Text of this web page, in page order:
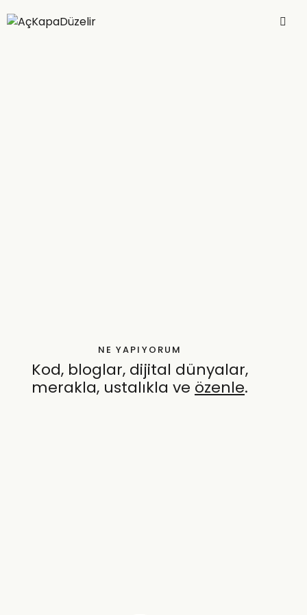
NE YAPIYORUM
Kod, bloglar, dijital dünyalar,
merakla, ustalıkla ve özenle.